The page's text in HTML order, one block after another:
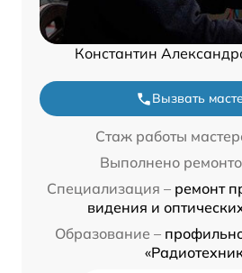
Константин
Вызвать
Стаж работы
Выполнено
Специализация – ремонт
видения и
Образование –